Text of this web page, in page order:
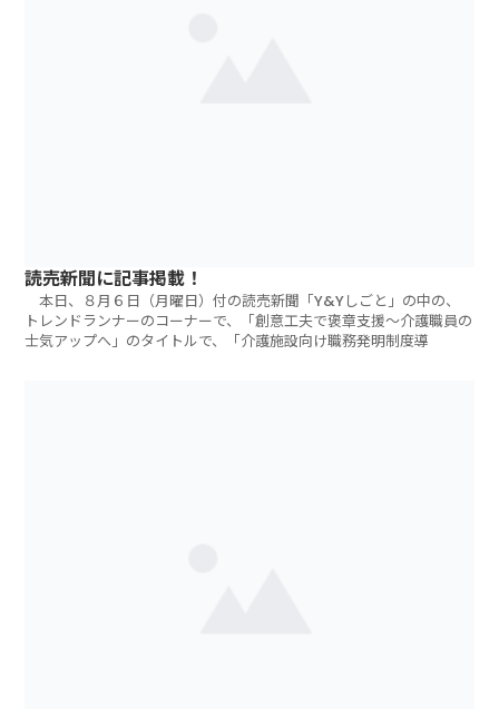
読売新聞に記事掲載！
本日、８月６日（月曜日）付の読売新聞「Y&Yしごと」の中の、
トレンドランナーのコーナーで、「創意工夫で褒章支援～介護職員の
士気アップへ」のタイトルで、「介護施設向け職務発明制度導